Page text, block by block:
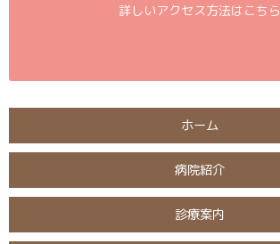
詳しいアクセス方法はこちら
ホーム
病院紹介
診療案内